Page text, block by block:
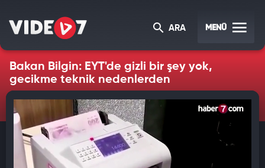
ARA MENÜ
Bakan Bilgin: EYT'de gizli bir şey yok,
gecikme teknik nedenlerden